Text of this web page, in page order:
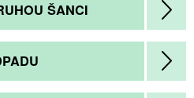
ŠANCI